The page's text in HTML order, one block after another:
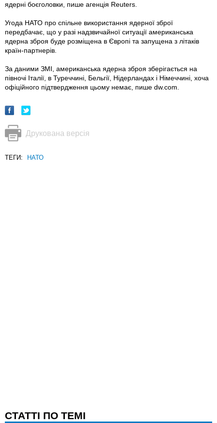
ядерні боєголовки, пише агенція Reuters.
Угода НАТО про спільне використання ядерної зброї
передбачає, що у разі надзвичайної ситуації американська
ядерна зброя буде розміщена в Європі та запущена з літаків
країн-партнерів.
За даними ЗМІ, американська ядерна зброя зберігається на
півночі Італії, в Туреччині, Бельгії, Нідерландах і Німеччині, хоча
офіційного підтвердження цьому немає, пише dw.com.
Друкована версія
ТЕГИ: НАТО
CТАТТІ ПО ТЕМІ